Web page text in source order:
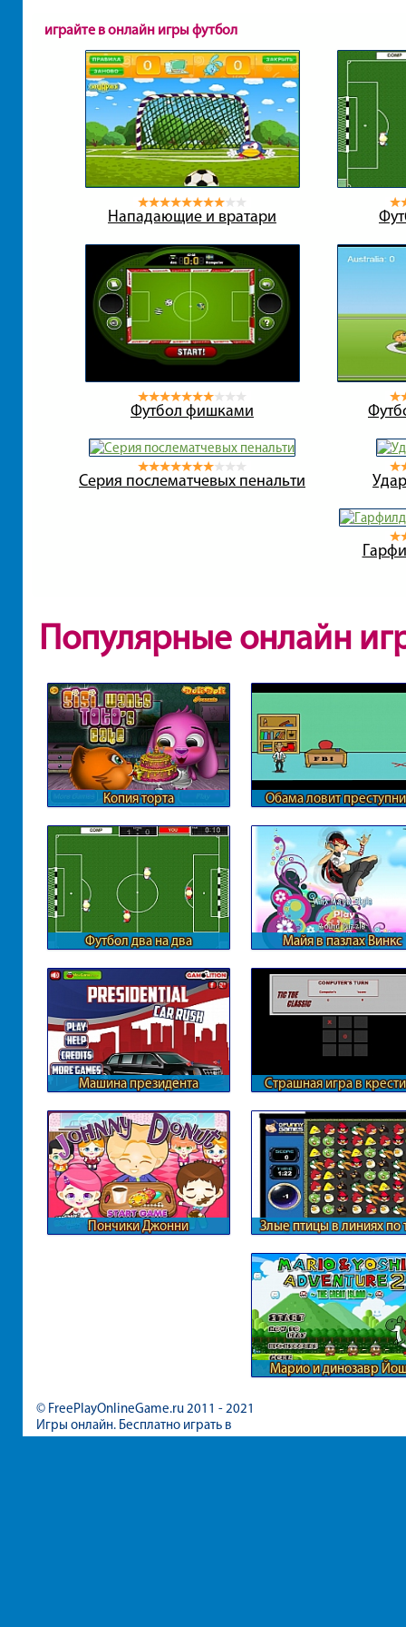
играйте в онлайн игры футбол
Нападающие и вратари
Футбол фишками
Серия послематчевых пенальти
Популярные онлайн
Копия торта Обама ловит
Футбол два на два Майя в пазлах Винкс
Машина президента
Страшная игра в
Пончики Джонни Злые птицы в линиях по
Марио и динозавр
© FreePlayOnlineGame.ru 2011 - 2021
Игры онлайн. Бесплатно играть в
игры для девочек и мальчиков